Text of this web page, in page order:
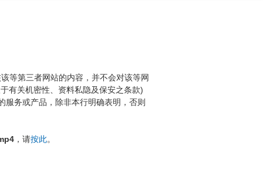
等第三者网站的内容，并不会对该等网
有关机密性、资料私隐及保安之条款)
务或产品，除非本行明确表明，否则
，请按此。